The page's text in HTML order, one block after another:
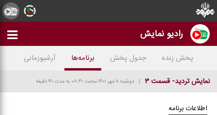
رادیو نمایش
پخش زنده جدول پخش برنامه‌ها
آرشیوزمانی
نمایش تردید- قسمت ۳
دوشنبه ۱۱ مهر ۱۴۰۱ ساعت ۰۸:۳۰ به مدت ۳۰ دقیقه
اطلاعات برنامه